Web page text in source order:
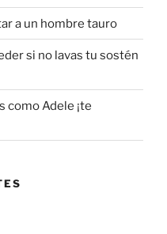
a un hombre tauro
si no lavas tu sostén
como Adele ¡te